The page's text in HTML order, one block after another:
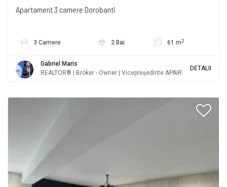
Apartament 3 camere Dorobanti
3 Camere 2 Bai 61 m 2
Gabriel Maris
REALTOR® | Broker - Owner | Vicepreședinte APAIR
DETALII